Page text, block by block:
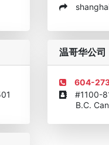
民机构 欧美澳年度表现移
温哥华公司
604-
#1100-
B.C.